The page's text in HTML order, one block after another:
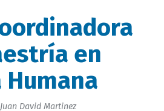
en
Juan David Martinez